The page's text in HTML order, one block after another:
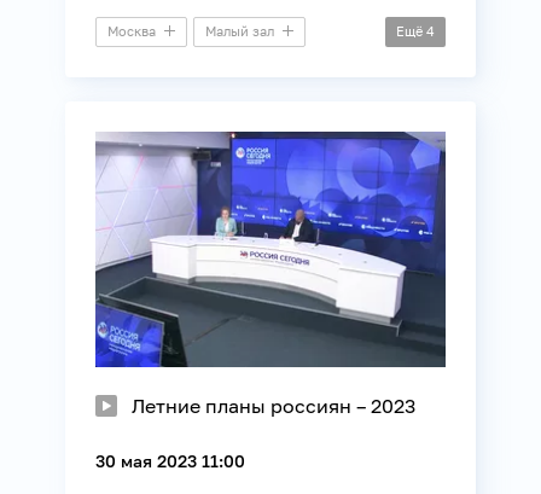
Москва Малый зал Ещё 4
Летние планы россиян – 2023
30 мая 2023 11:00